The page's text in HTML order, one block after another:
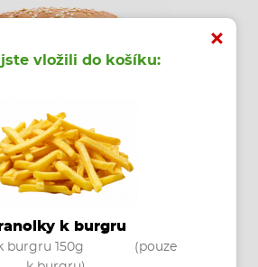
BURGER
bulka pečená v pizzerii
grilované hovězí maso
jako kráva"(150g), sýr
ledový salát, nakládané
vložili do košíku:
k burgru
k burgru 150g (pouze